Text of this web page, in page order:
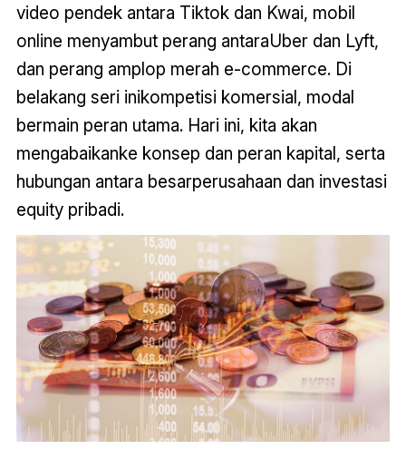
video pendek antara Tiktok dan Kwai, mobil
online menyambut perang antaraUber dan Lyft,
dan perang amplop merah e-commerce. Di
belakang seri inikompetisi komersial, modal
bermain peran utama. Hari ini, kita akan
mengabaikanke konsep dan peran kapital, serta
hubungan antara besarperusahaan dan investasi
equity pribadi.